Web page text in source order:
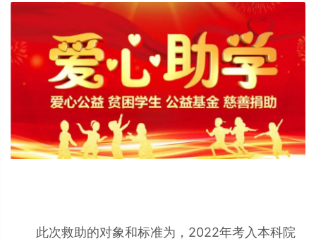
此次救助的对象和标准为，2022年考入本科院